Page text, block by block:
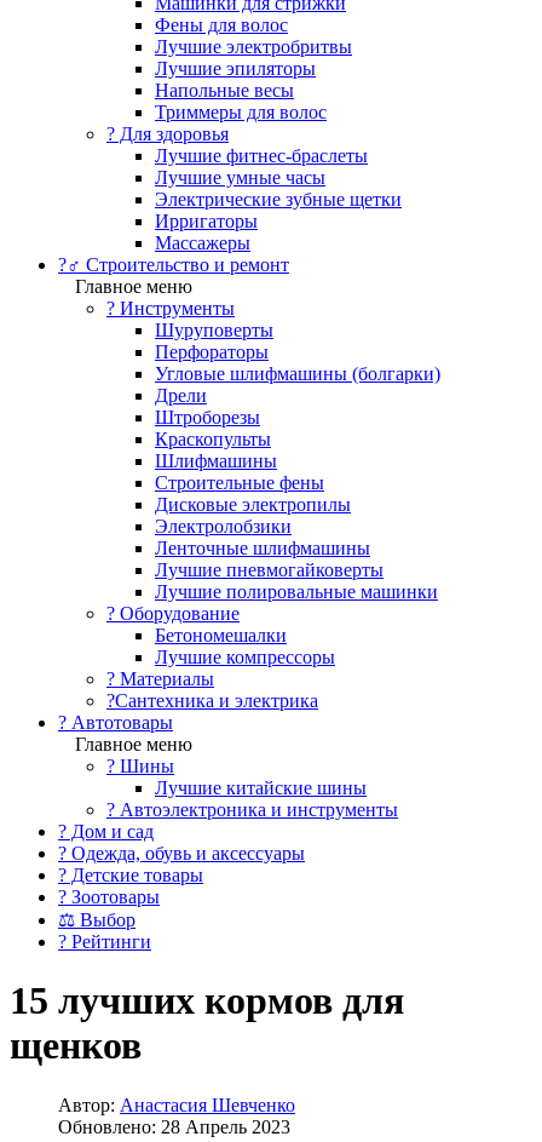
Фены для волос
Лучшие электробритвы
Лучшие эпиляторы
Напольные весы
Триммеры для волос
? Для здоровья
Лучшие фитнес-браслеты
Лучшие умные часы
Электрические зубные щетки
Ирригаторы
Массажеры
?‍♂️ Строительство и ремонт
Главное меню
?️ Инструменты
Шуруповерты
Перфораторы
Угловые шлифмашины (болгарки)
Дрели
Штроборезы
Краскопульты
Шлифмашины
Строительные фены
Дисковые электропилы
Электролобзики
Ленточные шлифмашины
Лучшие пневмогайковерты
Лучшие полировальные машинки
?️ Оборудование
Бетономешалки
Лучшие компрессоры
? Материалы
?Сантехника и электрика
? Автотовары
Главное меню
? Шины
Лучшие китайские шины
? Автоэлектроника и инструменты
? Дом и сад
? Одежда, обувь и аксессуары
? Детские товары
? Зоотовары
⚖ Выбор
? Рейтинги
15 лучших кормов для
щенков
Автор: Анастасия Шевченко
Обновлено: 28 Апрель 2023